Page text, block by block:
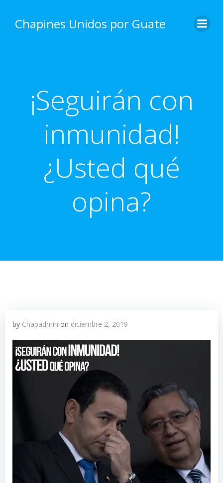
content
Chapines Unidos por Guate
¡Seguirán con
inmunidad!
¿Usted qué
opina?
by Chapadmin on diciembre 2, 2019